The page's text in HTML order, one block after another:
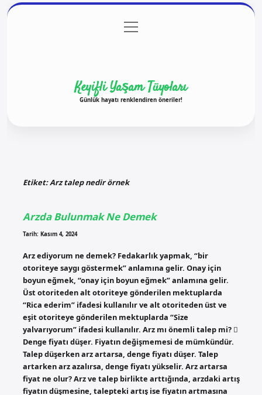
Gizlilik Politikası
menüyü
aç
Keyifli Yaşam Tüyoları
Günlük hayatı renklendiren öneriler!
Etiket:Arz talep nedir örnek
Arzda Bulunmak Ne Demek
Tarih: Kasım 4, 2024
Arz ediyorum ne demek? Fedakarlık yapmak, “bir
otoriteye saygı göstermek” anlamına gelir. Onay için
boyun eğmek, “onay için boyun eğmek” anlamına gelir.
Üst otoriteden alt otoriteye gönderilen mektuplarda
“Rica ederim” ifadesi kullanılır ve alt otoriteden üst ve
eşit otoriteye gönderilen mektuplarda “Size
yalvarıyorum” ifadesi kullanılır. Arz mı önemli talep mi? 
Denge fiyatı düşer. Fiyatın değişmemesi de mümkündür.
Talep düşerken arz artarsa, denge fiyatı düşer. Talep
artarken arz azalırsa, denge fiyatı yükselir. Arz artarsa
fiyat ne olur? Arz ve talep birlikte arttığında, arzdaki artış
fiyatın düşmesine, talepteki artış ise fiyatın artmasına